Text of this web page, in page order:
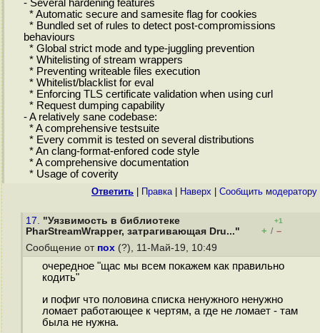
- Several hardening features
* Automatic secure and samesite flag for cookies
* Bundled set of rules to detect post-compromissions
behaviours
* Global strict mode and type-juggling prevention
* Whitelisting of stream wrappers
* Preventing writeable files execution
* Whitelist/blacklist for eval
* Enforcing TLS certificate validation when using curl
* Request dumping capability
- A relatively sane codebase:
* A comprehensive testsuite
* Every commit is tested on several distributions
* An clang-format-enfored code style
* A comprehensive documentation
* Usage of coverity
Ответить Правка| Наверх Cообщить модератору
17. "Уязвимость в библиотеке
PharStreamWrapper, затрагивающая Dru..."
+1
+ / –
Сообщение от пох (?), 11-Май-19, 10:49
очередное "щас мы всем покажем как правильно
кодить"
и пофиг что половина списка ненужного ненужно
ломает работающее к чертям, а где не ломает - там
была не нужна.